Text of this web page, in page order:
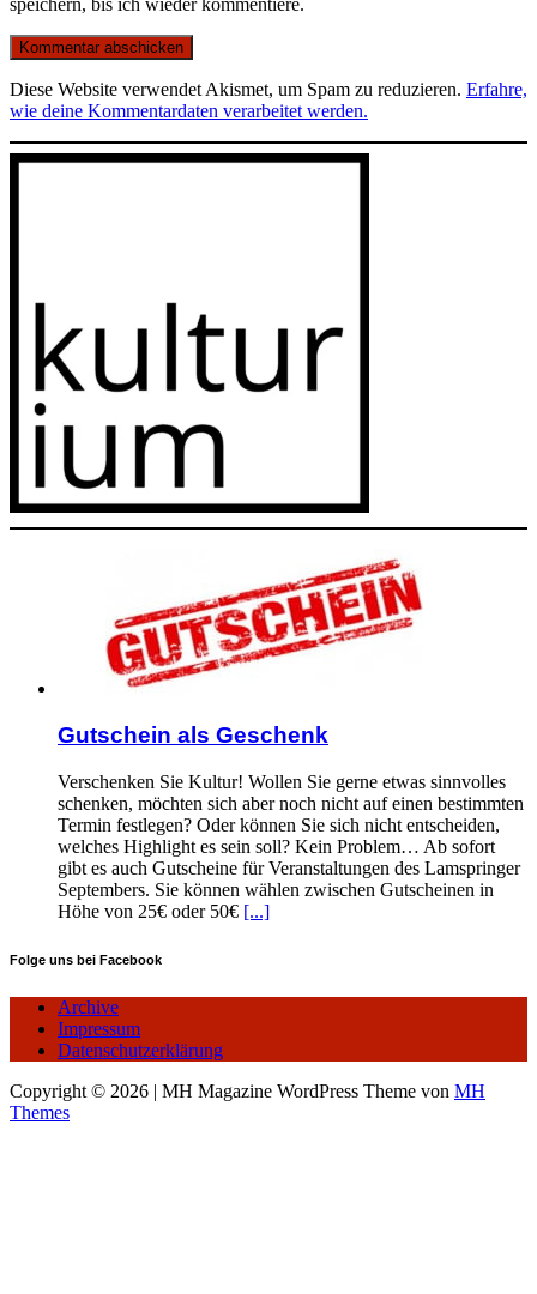
speichern, bis ich wieder kommentiere.
Diese Website verwendet Akismet, um Spam zu reduzieren. Erfahre,
wie deine Kommentardaten verarbeitet werden.
Gutschein als Geschenk
Verschenken Sie Kultur! Wollen Sie gerne etwas sinnvolles
schenken, möchten sich aber noch nicht auf einen bestimmten
Termin festlegen? Oder können Sie sich nicht entscheiden,
welches Highlight es sein soll? Kein Problem… Ab sofort
gibt es auch Gutscheine für Veranstaltungen des Lamspringer
Septembers. Sie können wählen zwischen Gutscheinen in
Höhe von 25€ oder 50€ [...]
Folge uns bei Facebook
Archive
Impressum
Datenschutzerklärung
Copyright © 2026 | MH Magazine WordPress Theme von MH
Themes